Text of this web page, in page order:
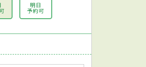
明日
予約可